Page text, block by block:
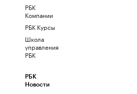
РБК
Компании
РБК Курсы
Школа
управления
РБК
РБК
Новости